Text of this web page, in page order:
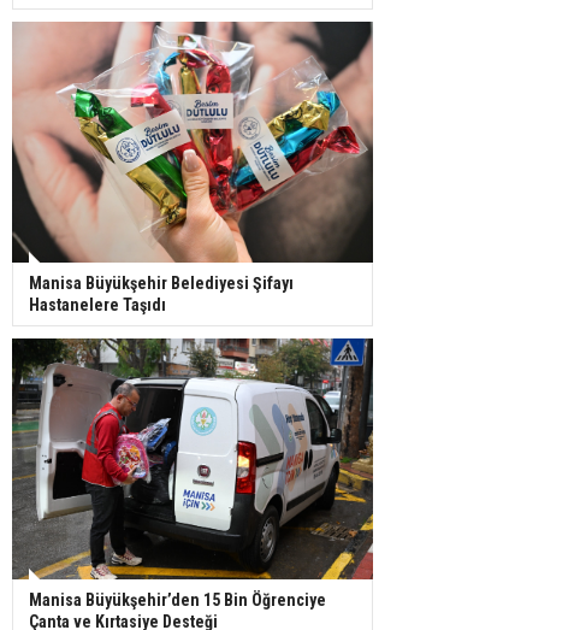
Manisa Büyükşehir Belediyesi Şifayı
Hastanelere Taşıdı
Manisa Büyükşehir’den 15 Bin Öğrenciye
Çanta ve Kırtasiye Desteği